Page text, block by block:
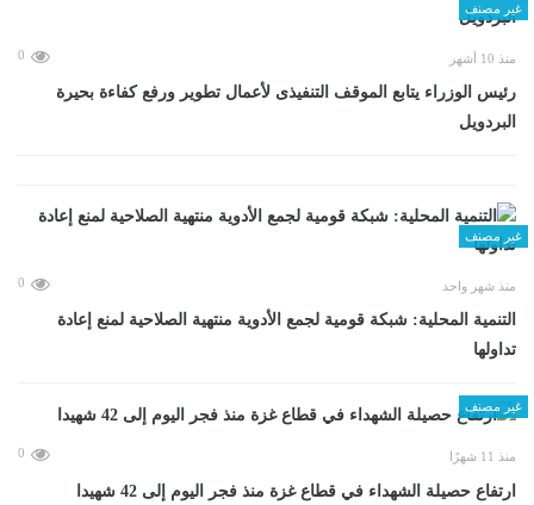
غير مصنف
منذ 10 أشهر 0
رئيس الوزراء يتابع الموقف التنفيذى لأعمال تطوير ورفع كفاءة بحيرة
البردويل
غير مصنف
منذ شهر واحد 0
التنمية المحلية: شبكة قومية لجمع الأدوية منتهية الصلاحية لمنع إعادة
تداولها
غير مصنف
منذ 11 شهرًا 0
ارتفاع حصيلة الشهداء في قطاع غزة منذ فجر اليوم إلى 42 شهيدا